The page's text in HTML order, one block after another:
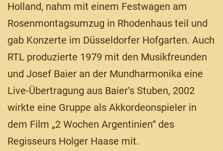
Holland, nahm mit einem Festwagen am
Rosenmontagsumzug in Rhodenhaus teil und
gab Konzerte im Düsseldorfer Hofgarten. Auch
RTL produzierte 1979 mit den Musikfreunden
und Josef Baier an der Mundharmonika eine
Live-Übertragung aus Baier’s Stuben, 2002
wirkte eine Gruppe als Akkordeonspieler in
dem Film „2 Wochen Argentinien“ des
Regisseurs Holger Haase mit.